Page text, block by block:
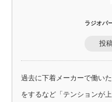
ラジオパ
投
過去に下着メーカーで働い
をするなど「テンションが